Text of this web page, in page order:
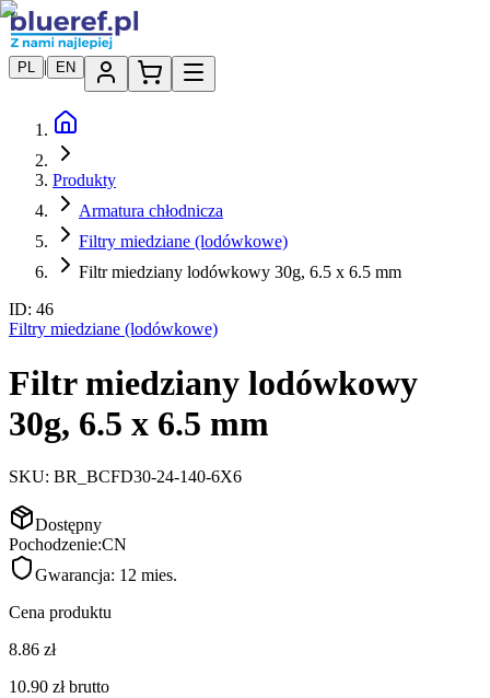
PL | EN
Produkty
Armatura chłodnicza
Filtry miedziane (lodówkowe)
Filtr miedziany lodówkowy 30g, 6.5 x 6.5 mm
ID: 46
Filtry miedziane (lodówkowe)
Filtr miedziany lodówkowy
30g, 6.5 x 6.5 mm
SKU: BR_BCFD30-24-140-6X6
Dostępny
Pochodzenie:CN
Gwarancja: 12 mies.
Cena produktu
8.86 zł
10.90 zł brutto